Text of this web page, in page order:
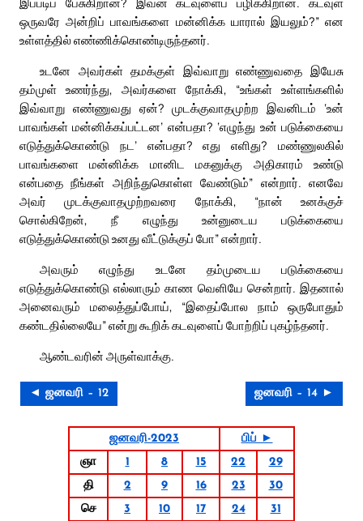
ஒருவரே அன்றிப் பாவங்களை மன்னிக்க யாரால் இயலும்?” என
உள்ளத்தில் எண்ணிக்கொண்டிருந்தனர்.
உடனே அவர்கள் தமக்குள் இவ்வாறு எண்ணுவதை இயேசு
தம்முள் உணர்ந்து, அவர்களை நோக்கி, “உங்கள் உள்ளங்களில்
இவ்வாறு எண்ணுவது ஏன்? முடக்குவாதமுற்ற இவனிடம் ‘உன்
பாவங்கள் மன்னிக்கப்பட்டன’ என்பதா? ‘எழுந்து உன் படுக்கையை
எடுத்துக்கொண்டு நட’ என்பதா? எது எளிது? மண்ணுலகில்
பாவங்களை மன்னிக்க மானிட மகனுக்கு அதிகாரம் உண்டு
என்பதை நீங்கள் அறிந்துகொள்ள வேண்டும்” என்றார். எனவே
அவர் முடக்குவாதமுற்றவரை நோக்கி, “நான் உனக்குச்
சொல்கிறேன், நீ எழுந்து உன்னுடைய படுக்கையை
எடுத்துக்கொண்டு உனது வீட்டுக்குப் போ” என்றார்.
அவரும் எழுந்து உடனே தம்முடைய படுக்கையை
எடுத்துக்கொண்டு எல்லாரும் காண வெளியே சென்றார். இதனால்
அனைவரும் மலைத்துப்போய், “இதைப்போல நாம் ஒருபோதும்
கண்டதில்லையே” என்று கூறிக் கடவுளைப் போற்றிப் புகழ்ந்தனர்.
ஆண்டவரின் அருள்வாக்கு.
◄ ஜனவரி – 12 ஜனவரி – 14 ►
ஜனவரி-2023
பிப் ►
ஞா
1 8 15 22
29
தி
2 9 16 23
30
செ
3 10 17 24
31